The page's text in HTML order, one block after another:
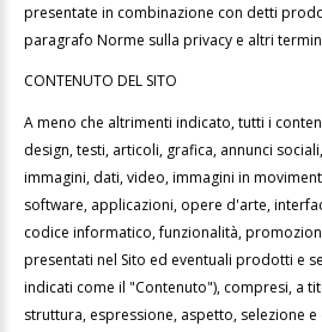
presentate in combinazione con detti
paragrafo Norme sulla privacy e altri
CONTENUTO DEL SITO
A meno che altrimenti indicato, tutti i
design, testi, articoli, grafica, annunci
immagini, dati, video, immagini in
software, applicazioni, opere d'arte,
codice informatico, funzionalità,
presentati nel Sito ed eventuali prodotti e
indicati come il "Contenuto"), compresi, a
struttura, espressione, aspetto, selezione